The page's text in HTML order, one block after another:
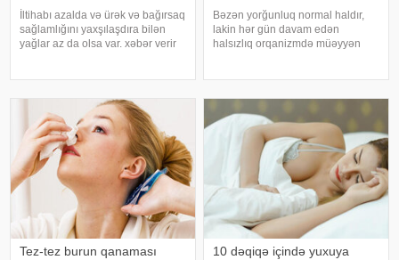
İltihabı azalda və ürək və bağırsaq
sağlamlığını yaxşılaşdıra bilən
yağlar az da olsa var. xəbər verir
preslənmiş kətan toxumlarında
Bəzən yorğunluq normal haldır,
lakin hər gün davam edən
halsızlıq orqanizmdə müəyyən
qan azlığı, qalxanabənzər vəz
xəstəlikləri, şəkərl
Tez-tez burun qanaması
10 dəqiqə içində yuxuya